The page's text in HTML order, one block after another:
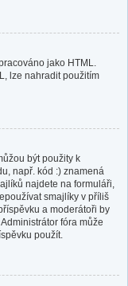
jako HTML.
lze nahradit použitím
být použity k
např. kód :) znamená
najdete na formuláři,
smajlíky v příliš
a moderátoři by
fóra může
použít.